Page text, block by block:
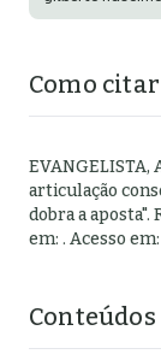
Como citar
EVANGELISTA,
articulação
dobra a aposta".
em: . Acesso em: